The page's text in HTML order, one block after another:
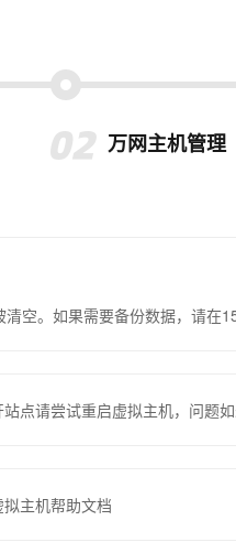
万网主机管理
空。如果需要备份数据，请在
点请尝试重启虚拟主机，问题
主机帮助文档